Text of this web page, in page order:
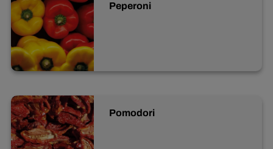
Peperoni
Pomodori